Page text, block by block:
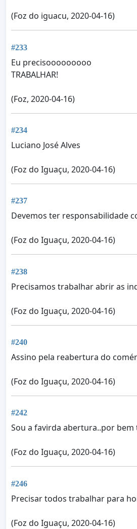
(Foz do iguacu, 2020-04-16)
#233
Eu precisooooooooo
TRABALHAR!
(Foz, 2020-04-16)
#234
Luciano José Alves
(Foz do Iguaçu, 2020-04-16)
#237
Devemos ter responsabilidade
(Foz do Iguaçu, 2020-04-16)
#238
Precisamos trabalhar abrir as
(Foz do Iguaçu, 2020-04-16)
#240
Assino pela reabertura do
(Foz do Iguaçu, 2020-04-16)
#242
Sou a favirda abertura..por bem
(Foz do Iguaçu, 2020-04-16)
#246
Precisar todos trabalhar para
(Foz do Iguaçu, 2020-04-16)